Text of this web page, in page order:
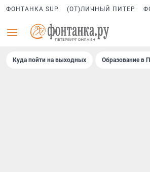
ФОНТАНКА SUP (ОТ)ЛИЧНЫЙ ПИТЕР
Куда пойти на выходных Образование в